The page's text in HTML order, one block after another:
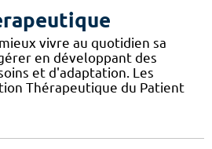
vivre au quotidien sa
en développant des
et d'adaptation. Les
Thérapeutique du Patient